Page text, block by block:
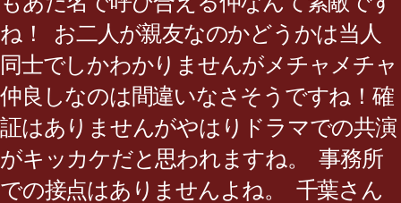
ね！ お二人が親友なのかどうかは当人
同士でしかわかりませんがメチャメチャ
仲良しなのは間違いなさそうですね！確
証はありませんがやはりドラマでの共演
がキッカケだと思われますね。 事務所
での接点はありませんよね。 千葉さん